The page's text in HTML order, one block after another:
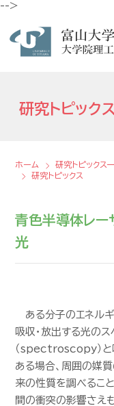
-->
研究トピックス
ホーム 研究トピックス
研究トピックス
青色半導体レ
光
ある分子のエネル
吸収・放出する光の
（spectroscopy）と
ある場合、周囲の媒
来の性質を調べるこ
間の衝突の影響さえ